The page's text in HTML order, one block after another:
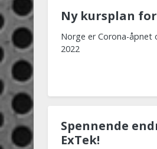
Ny kursplan for
Norge er Corona-åpnet
2022
Spennende
ExTek!